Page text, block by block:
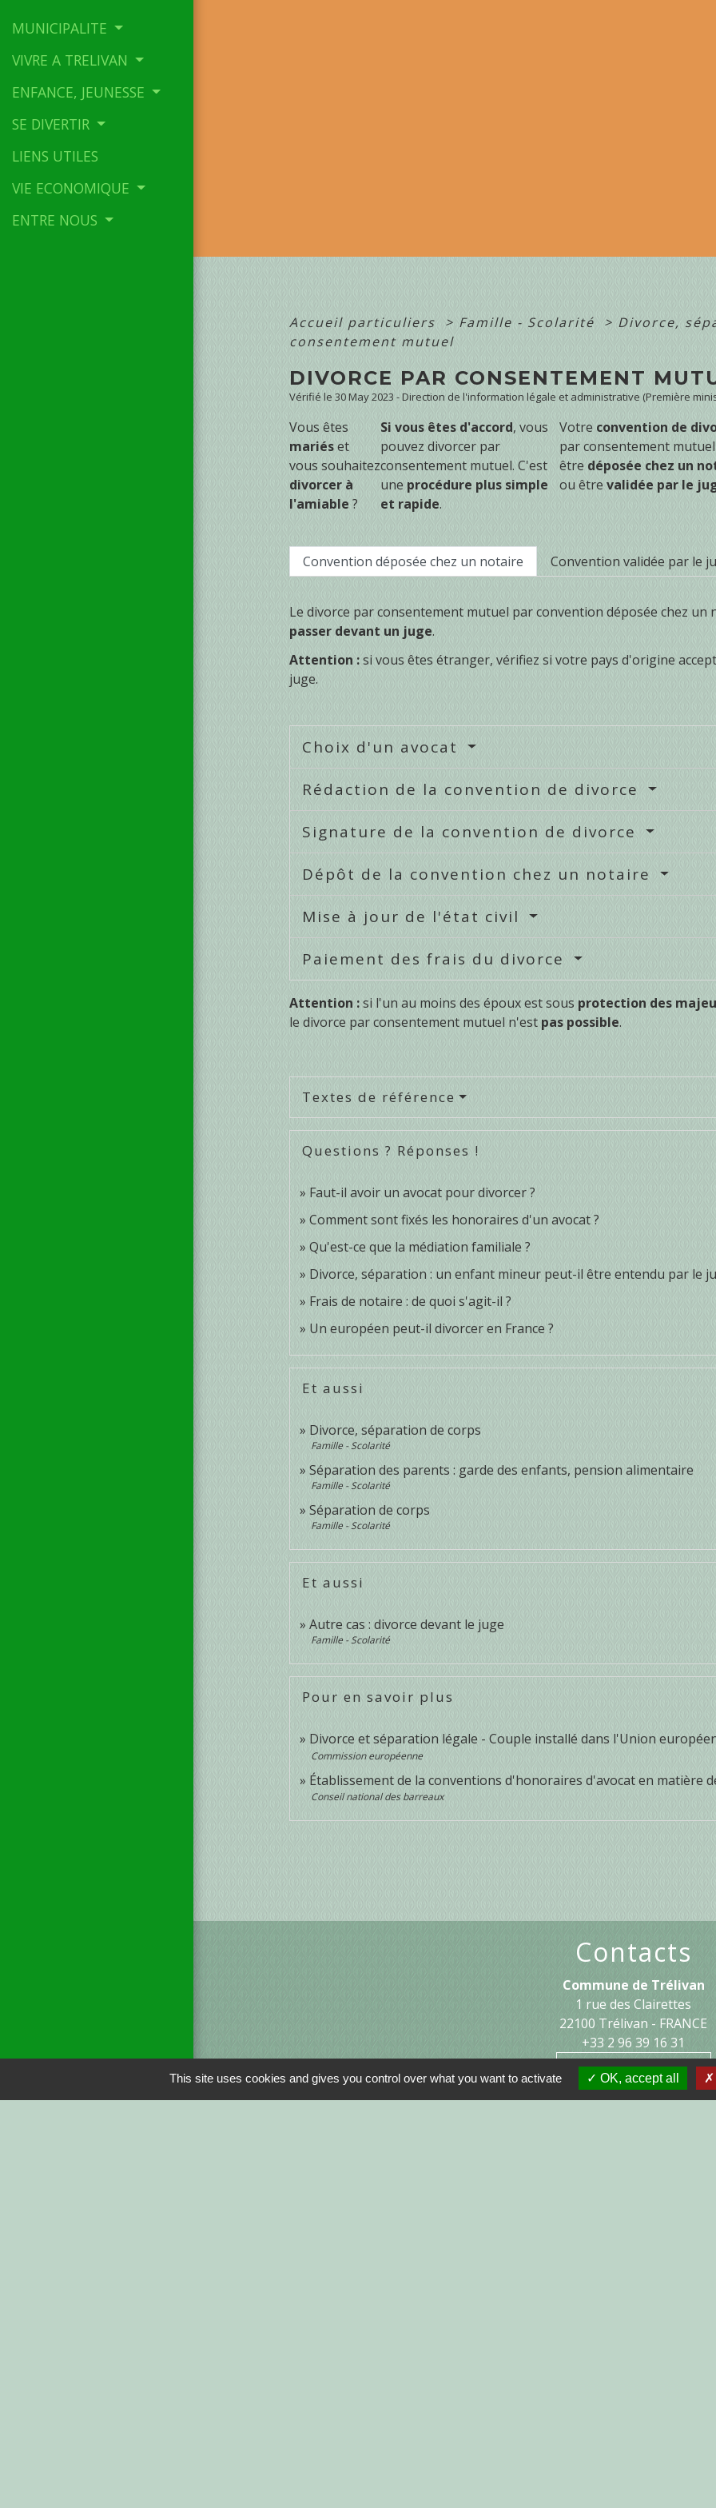
MUNICIPALITE
VIVRE A TRELIVAN
ENFANCE, JEUNESSE
SE DIVERTIR
LIENS UTILES
VIE ECONOMIQUE
ENTRE NOUS
Accueil particuliers > Famille - Scolarité > Divorce,
consentement mutuel
DIVORCE PAR CONSENTEMENT
Vérifié le 30 May 2023 - Direction de l'information légale et administrative (Première
Vous êtes
mariéset
vous souhaitez
divorcer à
l'amiable ?
Si vous êtes d'accord, vous
pouvez divorcer par
consentement mutuel. C'est
une procédure plus simple
et rapide.
Votre convention de
par consentement
être déposée chez un
ou être validée par le
Convention déposée chez un notaire Convention validée par le
Le divorce par consentement mutuel par convention déposée chez
passer devant un juge.
Attention :si vous êtes étranger, vérifiez si votre pays d'origine
juge.
Choix d'un avocat
Rédaction de la convention de divorce
Signature de la convention de divorce
Dépôt de la convention chez un notaire
Mise à jour de l'état civil
Paiement des frais du divorce
Attention :si l'un au moins des époux est sous protection des
le divorce par consentement mutuel n'est pas possible.
Textes de référence
Questions ? Réponses !
Faut-il avoir un avocat pour divorcer ?
Comment sont fixés les honoraires d'un avocat ?
Qu'est-ce que la médiation familiale ?
Divorce, séparation : un enfant mineur peut-il être entendu par le
Frais de notaire : de quoi s'agit-il ?
Un européen peut-il divorcer en France ?
Et aussi
Divorce, séparation de corps
Famille - Scolarité
Séparation des parents : garde des enfants, pension alimentaire
Famille - Scolarité
Séparation de corps
Famille - Scolarité
Et aussi
Autre cas : divorce devant le juge
Famille - Scolarité
Pour en savoir plus
Divorce et séparation légale - Couple installé dans l'Union
Commission européenne
Établissement de la conventions d'honoraires d'avocat en matière
Conseil national des barreaux
Contacts
Commune de Trélivan
1 rue des Clairettes
22100 Trélivan - FRANCE
+33 2 96 39 16 31
Contact par formulaire
This site uses cookies and gives you control over what you want to activate OK, accept all